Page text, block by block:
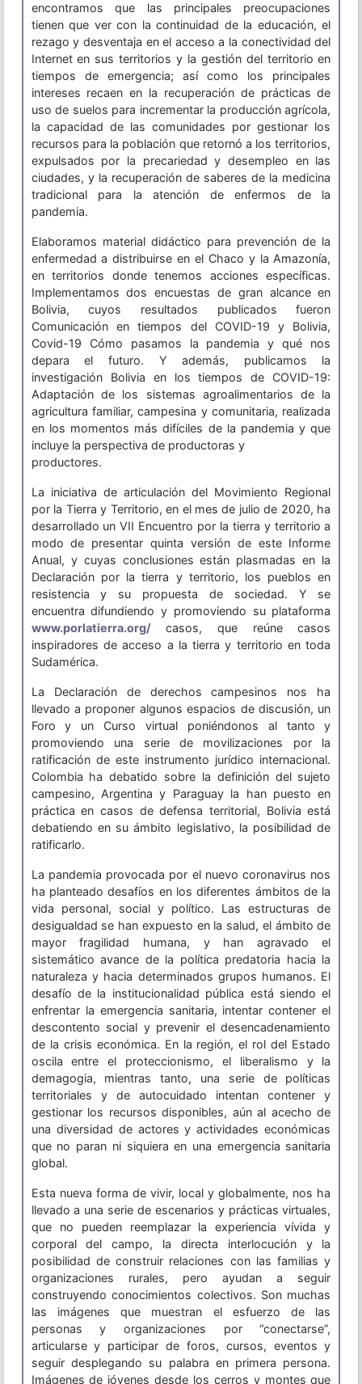
encontramos que las principales preocupaciones
tienen que ver con la continuidad de la educación, el
rezago y desventaja en el acceso a la conectividad del
Internet en sus territorios y la gestión del territorio en
tiempos de emergencia; así como los principales
intereses recaen en la recuperación de prácticas de
uso de suelos para incrementar la producción agrícola,
la capacidad de las comunidades por gestionar los
recursos para la población que retornó a los territorios,
expulsados por la precariedad y desempleo en las
ciudades, y la recuperación de saberes de la medicina
tradicional para la atención de enfermos de la
pandemia.
Elaboramos material didáctico para prevención de la
enfermedad a distribuirse en el Chaco y la Amazonía,
en territorios donde tenemos acciones específicas.
Implementamos dos encuestas de gran alcance en
Bolivia, cuyos resultados publicados fueron
Comunicación en tiempos del COVID-19 y Bolivia,
Covid-19 Cómo pasamos la pandemia y qué nos
depara el futuro. Y además, publicamos la
investigación Bolivia en los tiempos de COVID-19:
Adaptación de los sistemas agroalimentarios de la
agricultura familiar, campesina y comunitaria, realizada
en los momentos más difíciles de la pandemia y que
incluye la perspectiva de productoras y
productores.
La iniciativa de articulación del Movimiento Regional
por la Tierra y Territorio, en el mes de julio de 2020, ha
desarrollado un VII Encuentro por la tierra y territorio a
modo de presentar quinta versión de este Informe
Anual, y cuyas conclusiones están plasmadas en la
Declaración por la tierra y territorio, los pueblos en
resistencia y su propuesta de sociedad. Y se
encuentra difundiendo y promoviendo su plataforma
www.porlatierra.org/casos, que reúne casos
inspiradores de acceso a la tierra y territorio en toda
Sudamérica.
La Declaración de derechos campesinos nos ha
llevado a proponer algunos espacios de discusión, un
Foro y un Curso virtual poniéndonos al tanto y
promoviendo una serie de movilizaciones por la
ratificación de este instrumento jurídico internacional.
Colombia ha debatido sobre la definición del sujeto
campesino, Argentina y Paraguay la han puesto en
práctica en casos de defensa territorial, Bolivia está
debatiendo en su ámbito legislativo, la posibilidad de
ratificarlo.
La pandemia provocada por el nuevo coronavirus nos
ha planteado desafíos en los diferentes ámbitos de la
vida personal, social y político. Las estructuras de
desigualdad se han expuesto en la salud, el ámbito de
mayor fragilidad humana, y han agravado el
sistemático avance de la política predatoria hacia la
naturaleza y hacia determinados grupos humanos. El
desafío de la institucionalidad pública está siendo el
enfrentar la emergencia sanitaria, intentar contener el
descontento social y prevenir el desencadenamiento
de la crisis económica. En la región, el rol del Estado
oscila entre el proteccionismo, el liberalismo y la
demagogia, mientras tanto, una serie de políticas
territoriales y de autocuidado intentan contener y
gestionar los recursos disponibles, aún al acecho de
una diversidad de actores y actividades económicas
que no paran ni siquiera en una emergencia sanitaria
global.
Esta nueva forma de vivir, local y globalmente, nos ha
llevado a una serie de escenarios y prácticas virtuales,
que no pueden reemplazar la experiencia vívida y
corporal del campo, la directa interlocución y la
posibilidad de construir relaciones con las familias y
organizaciones rurales, pero ayudan a seguir
construyendo conocimientos colectivos. Son muchas
las imágenes que muestran el esfuerzo de las
personas y organizaciones por “conectarse”,
articularse y participar de foros, cursos, eventos y
seguir desplegando su palabra en primera persona.
Imágenes de jóvenes desde los cerros y montes que